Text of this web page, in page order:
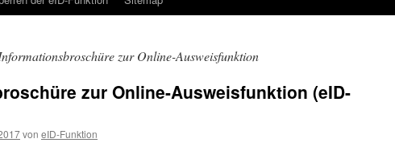
zur Online-Ausweisfunktion
zur Online-Ausweisfunktion (eID-
von eID-Funktion